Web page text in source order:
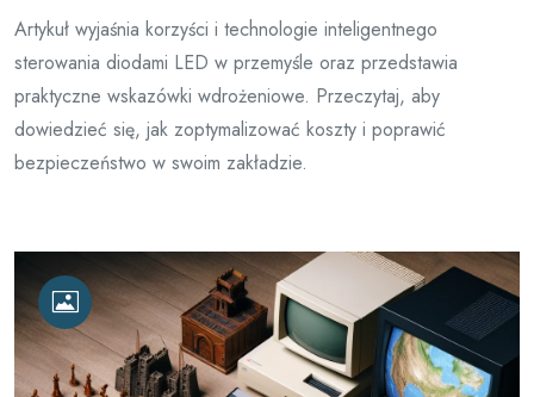
Artykuł wyjaśnia korzyści i technologie inteligentnego
sterowania diodami LED w przemyśle oraz przedstawia
praktyczne wskazówki wdrożeniowe. Przeczytaj, aby
dowiedzieć się, jak zoptymalizować koszty i poprawić
bezpieczeństwo w swoim zakładzie.